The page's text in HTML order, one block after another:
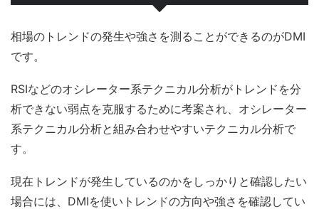
相場のトレンドの発生や強さを測ることができるのがDMI
です。
RSIなどのオシレーター系テクニカル分析がトレンドを分
析できない弱点を克服するために考案され、オシレーター
系テクニカル分析と組み合わせやすいテクニカル分析で
す。
現在トレンドが発生しているのかをしっかりと確認したい
場合には、DMIを使いトレンドの方向や強さを確認してい